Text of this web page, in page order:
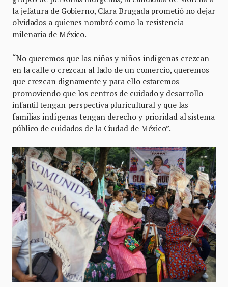
la jefatura de Gobierno, Clara Brugada prometió no dejar
olvidados a quienes nombró como la resistencia
milenaria de México.
“No queremos que las niñas y niños indígenas crezcan
en la calle o crezcan al lado de un comercio, queremos
que crezcan dignamente y para ello estaremos
promoviendo que los centros de cuidado y desarrollo
infantil tengan perspectiva pluricultural y que las
familias indígenas tengan derecho y prioridad al sistema
público de cuidados de la Ciudad de México”.